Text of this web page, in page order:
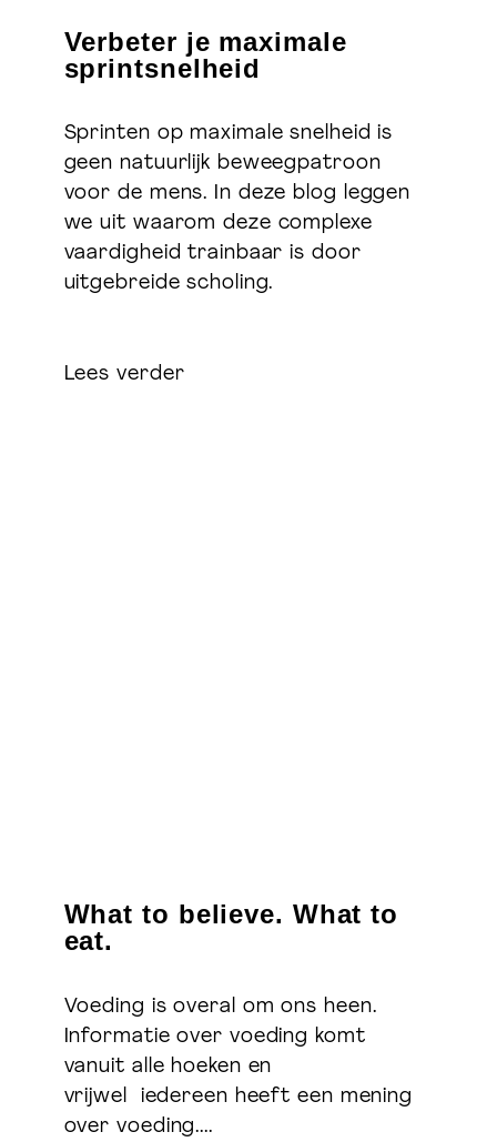
Masterclasses, courses & online coaching
Voedingsadvies & leefstijl coaching
Wefuel.nl
Verbeter je maximale
sprintsnelheid
Sprinten op maximale snelheid is
geen natuurlijk beweegpatroon
voor de mens. In deze blog leggen
we uit waarom deze complexe
vaardigheid trainbaar is door
uitgebreide scholing.
Lees verder
What to believe. What to
eat.
Voeding is overal om ons heen.
Informatie over voeding komt
vanuit alle hoeken en
vrijwel iedereen heeft een mening
over voeding....